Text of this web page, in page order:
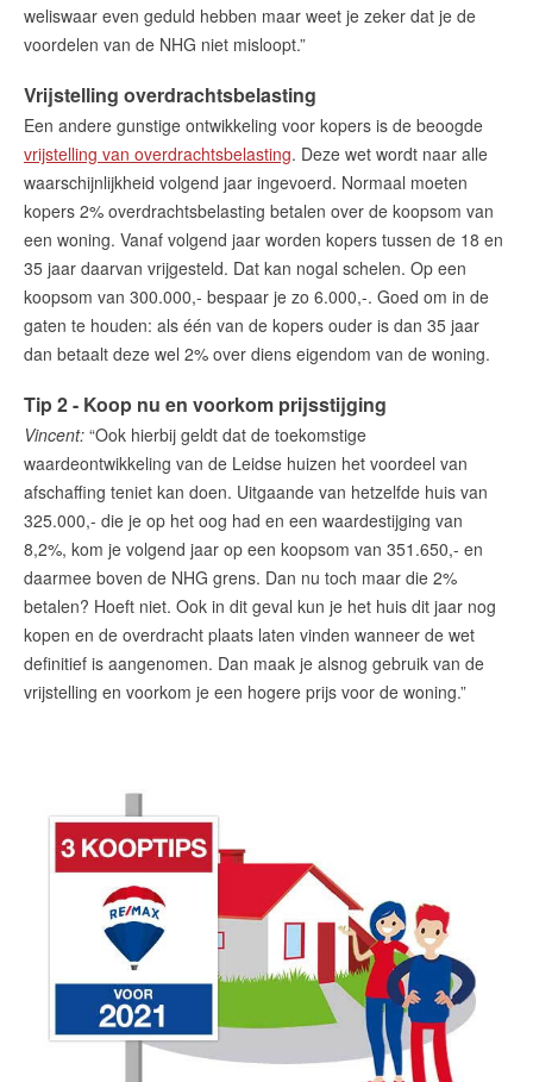
weliswaar even geduld hebben maar weet je zeker dat je de
voordelen van de NHG niet misloopt.”
Vrijstelling overdrachtsbelasting
Een andere gunstige ontwikkeling voor kopers is de beoogde
vrijstelling van overdrachtsbelasting. Deze wet wordt naar alle
waarschijnlijkheid volgend jaar ingevoerd. Normaal moeten
kopers 2% overdrachtsbelasting betalen over de koopsom van
een woning. Vanaf volgend jaar worden kopers tussen de 18 en
35 jaar daarvan vrijgesteld. Dat kan nogal schelen. Op een
koopsom van 300.000,- bespaar je zo 6.000,-. Goed om in de
gaten te houden: als één van de kopers ouder is dan 35 jaar
dan betaalt deze wel 2% over diens eigendom van de woning.
Tip 2 - Koop nu en voorkom prijsstijging
Vincent: “Ook hierbij geldt dat de toekomstige
waardeontwikkeling van de Leidse huizen het voordeel van
afschaffing teniet kan doen. Uitgaande van hetzelfde huis van
325.000,- die je op het oog had en een waardestijging van
8,2%, kom je volgend jaar op een koopsom van 351.650,- en
daarmee boven de NHG grens. Dan nu toch maar die 2%
betalen? Hoeft niet. Ook in dit geval kun je het huis dit jaar nog
kopen en de overdracht plaats laten vinden wanneer de wet
definitief is aangenomen. Dan maak je alsnog gebruik van de
vrijstelling en voorkom je een hogere prijs voor de woning.”